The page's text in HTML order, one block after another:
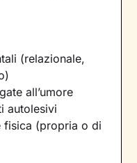
(relazionale,
all’umore
autolesivi
fisica (propria o di